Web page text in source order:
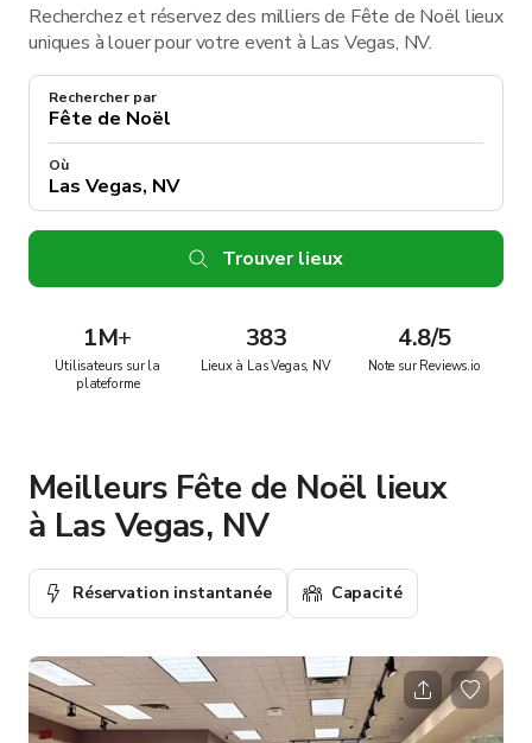
Recherchez et réservez des milliers de Fête de Noël lieux
uniques à louer pour votre event à Las Vegas, NV.
Rechercher par
Où
Trouver lieux
1M+
Utilisateurs sur la
plateforme
383
Lieux à Las Vegas, NV
4.8/5
Note sur Reviews.io
Meilleurs Fête de Noël lieux
à Las Vegas, NV
Réservation instantanée Capacité